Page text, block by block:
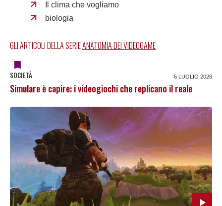
Il clima che vogliamo
biologia
GLI ARTICOLI DELLA SERIEANATOMIA DEI VIDEOGAME
SOCIETÀ 6 LUGLIO 2026
Simulare è capire: i videogiochi che replicano il reale